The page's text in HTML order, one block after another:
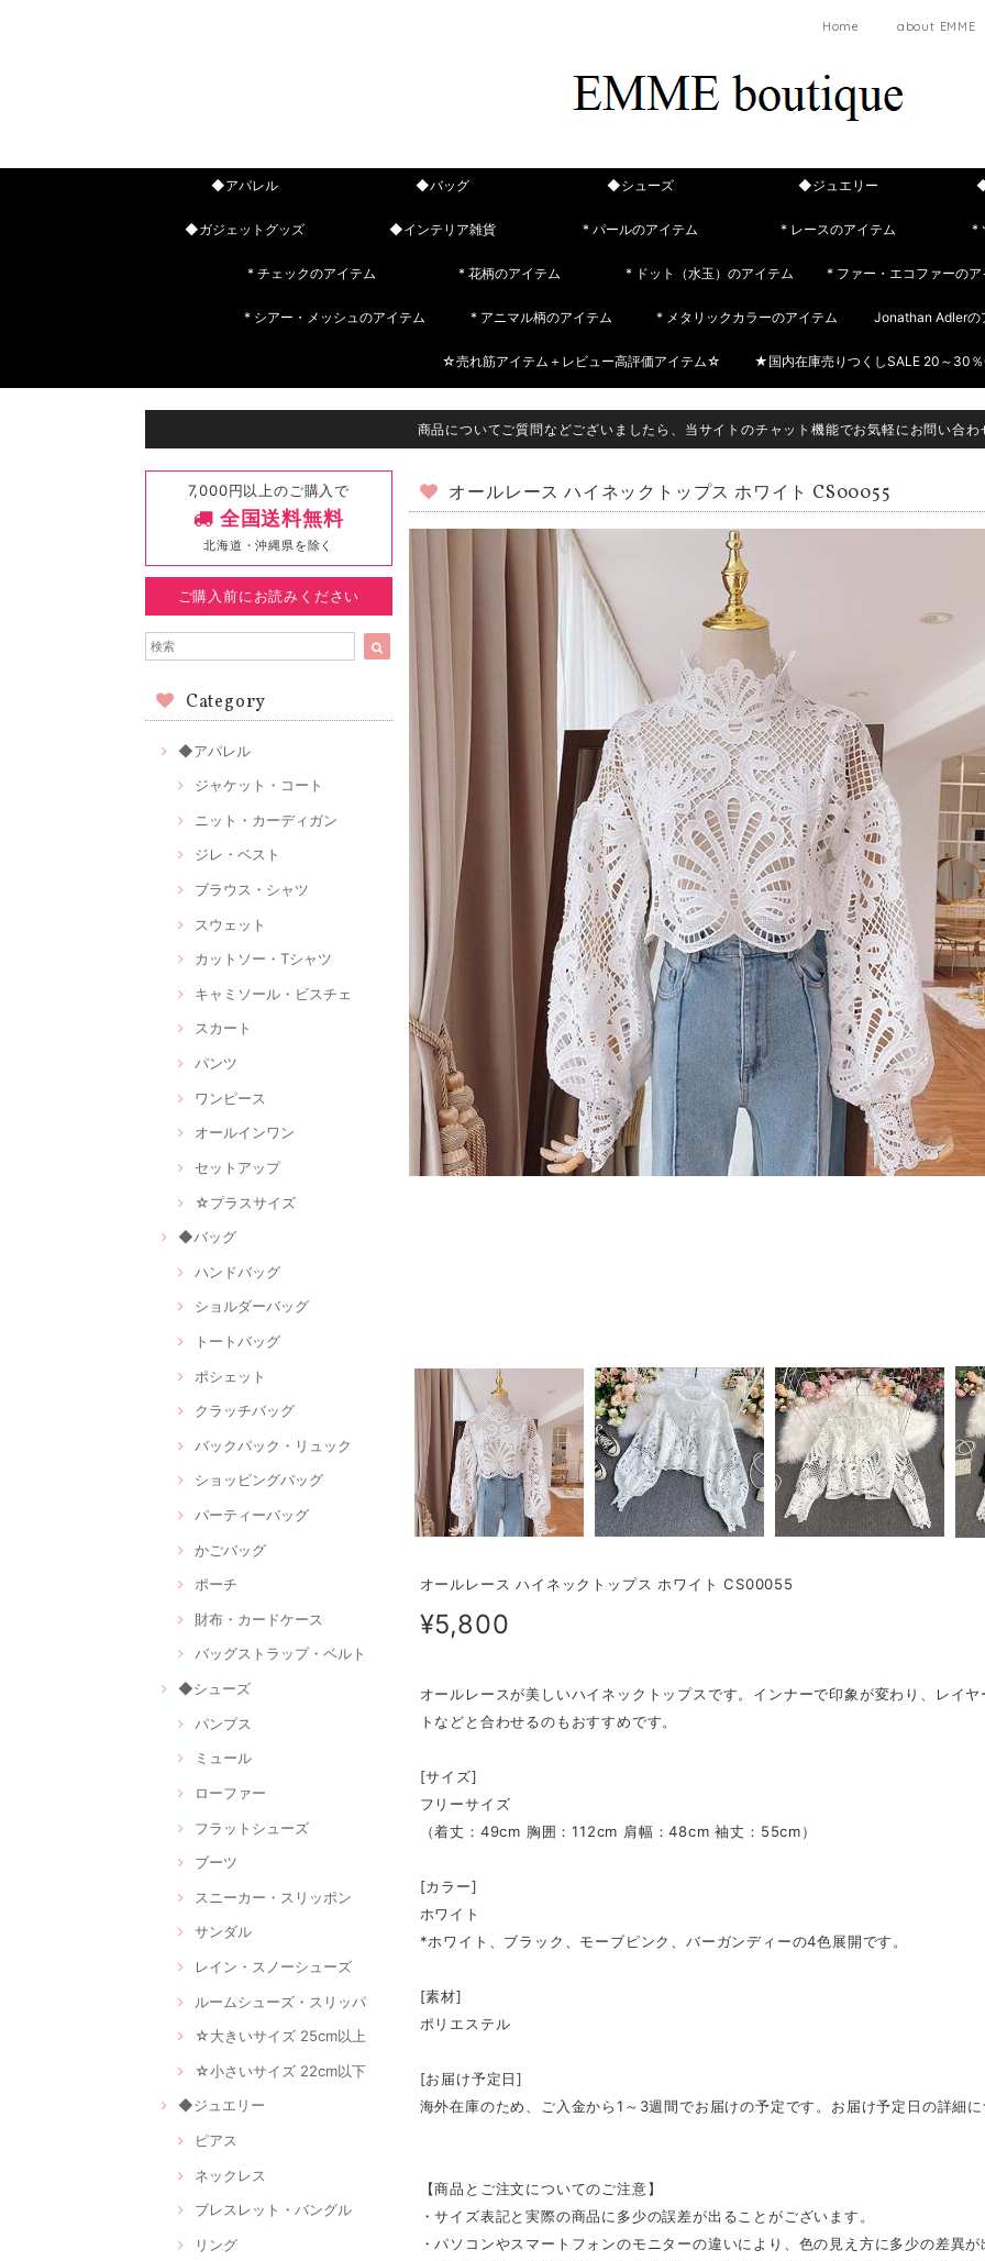
Home about EMME
◆アパレル ◆バッグ ◆シューズ ◆ジュエリー
◆ガジェットグッズ ◆インテリア雑貨 * パールのアイテム * レースのアイテム *
* チェックのアイテム * 花柄のアイテム * ドット（水玉）のアイテム * ファー・エコファーのア
* シアー・メッシュのアイテム * アニマル柄のアイテム * メタリックカラーのアイテム Jonathan Adlerの
☆売れ筋アイテム＋レビュー高評価アイテム☆ ★国内在庫売りつくしSALE 20～30
商品についてご質問などございましたら、当サイトのチャット機能でお気軽にお問い合
7,000円以上のご購入で
全国送料無料
北海道・沖縄県を除く
ご購入前にお読みください
Category
◆アパレル
ジャケット・コート
ニット・カーディガン
ジレ・ベスト
ブラウス・シャツ
スウェット
カットソー・Tシャツ
キャミソール・ビスチェ
スカート
パンツ
ワンピース
オールインワン
セットアップ
☆プラスサイズ
◆バッグ
ハンドバッグ
ショルダーバッグ
トートバッグ
ポシェット
クラッチバッグ
バックパック・リュック
ショッピングバッグ
パーティーバッグ
かごバッグ
ポーチ
財布・カードケース
バッグストラップ・ベルト
◆シューズ
パンプス
ミュール
ローファー
フラットシューズ
ブーツ
スニーカー・スリッポン
サンダル
レイン・スノーシューズ
ルームシューズ・スリッパ
☆大きいサイズ 25cm以上
☆小さいサイズ 22cm以下
◆ジュエリー
ピアス
ネックレス
ブレスレット・バングル
リング
オールレース ハイネックトップス ホワイト CS00055
オールレース ハイネックトップス ホワイト CS00055
¥5,800
オールレースが美しいハイネックトップスです。インナーで印象が変わり、レイ
トなどと合わせるのもおすすめです。
[サイズ]
フリーサイズ
（着丈：49cm 胸囲：112cm 肩幅：48cm 袖丈：55cm）
[カラー]
ホワイト
*ホワイト、ブラック、モーブピンク、バーガンディーの4色展開です。
[素材]
ポリエステル
[お届け予定日]
海外在庫のため、ご入金から1～3週間でお届けの予定です。お届け予定日の詳細
【商品とご注文についてのご注意】
・サイズ表記と実際の商品に多少の誤差が出ることがございます。
・パソコンやスマートフォンのモニターの違いにより、色の見え方に多少の差異